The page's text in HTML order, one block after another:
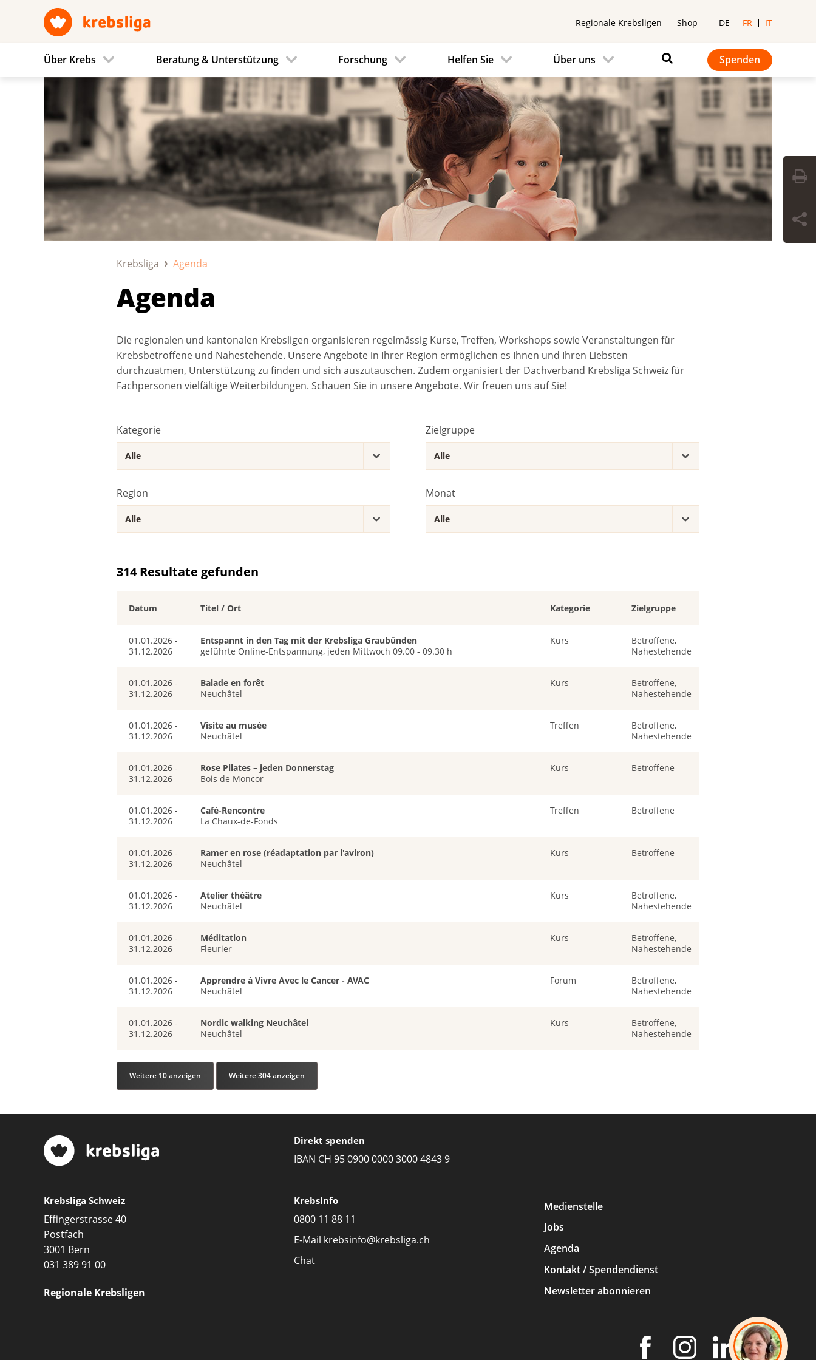
Regionale Krebsligen Shop DE FR IT
Über Krebs Beratung & Unterstützung Forschung Helfen Sie Über uns Spenden
Krebsliga Agenda
Agenda
Die regionalen und kantonalen Krebsligen organisieren regelmässig Kurse, Treffen, Workshops sowie Veranstaltungen für
Krebsbetroffene und Nahestehende. Unsere Angebote in Ihrer Region ermöglichen es Ihnen und Ihren Liebsten
durchzuatmen, Unterstützung zu finden und sich auszutauschen. Zudem organisiert der Dachverband Krebsliga Schweiz für
Fachpersonen vielfältige Weiterbildungen. Schauen Sie in unsere Angebote. Wir freuen uns auf Sie!
Kategorie Zielgruppe
Region Monat
314 Resultate gefunden
Datum Titel / Ort Kategorie Zielgruppe
01.01.2026 -
31.12.2026
Entspannt in den Tag mit der Krebsliga Graubünden
geführte Online-Entspannung, jeden Mittwoch 09.00 - 09.30 h
Kurs
Betroffene,
Nahestehende
01.01.2026 -
31.12.2026
Balade en forêt
Neuchâtel
Kurs
Betroffene,
Nahestehende
01.01.2026 -
31.12.2026
Visite au musée
Neuchâtel
Treffen
Betroffene,
Nahestehende
01.01.2026 -
31.12.2026
Rose Pilates – jeden Donnerstag
Bois de Moncor
Kurs Betroffene
01.01.2026 -
31.12.2026
Café-Rencontre
La Chaux-de-Fonds
Treffen Betroffene
01.01.2026 -
31.12.2026
Ramer en rose (réadaptation par l'aviron)
Neuchâtel
Kurs Betroffene
01.01.2026 -
31.12.2026
Atelier théâtre
Neuchâtel
Kurs
Betroffene,
Nahestehende
01.01.2026 -
31.12.2026
Méditation
Fleurier
Kurs
Betroffene,
Nahestehende
01.01.2026 -
31.12.2026
Apprendre à Vivre Avec le Cancer - AVAC
Neuchâtel
Forum
Betroffene,
Nahestehende
01.01.2026 -
31.12.2026
Nordic walking Neuchâtel
Neuchâtel
Kurs
Betroffene,
Nahestehende
Weitere 10 anzeigen Weitere 304 anzeigen
Direkt spenden
IBAN CH 95 0900 0000 3000 4843 9
Krebsliga Schweiz
Effingerstrasse 40
Postfach
3001 Bern
031 389 91 00
Regionale Krebsligen
KrebsInfo
0800 11 88 11
E-Mail krebsinfo@krebsliga.ch
Chat
Medienstelle
Jobs
Agenda
Kontakt / Spendendienst
Newsletter abonnieren